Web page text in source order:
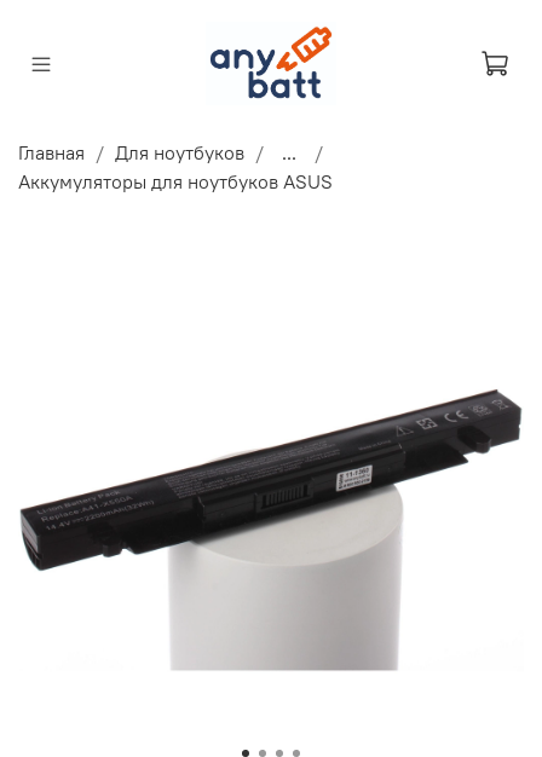
Главная Для ноутбуков
...
Аккумуляторы для ноутбуков ASUS